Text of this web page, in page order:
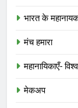
भारत के
मंच हमारा
महानायिकाएँ-
मेकअप